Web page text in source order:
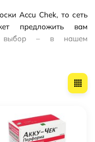
Accu Chek, то сеть
предложить вам
выбор – в нашем
расходники
уровень
в крови, не
Акку